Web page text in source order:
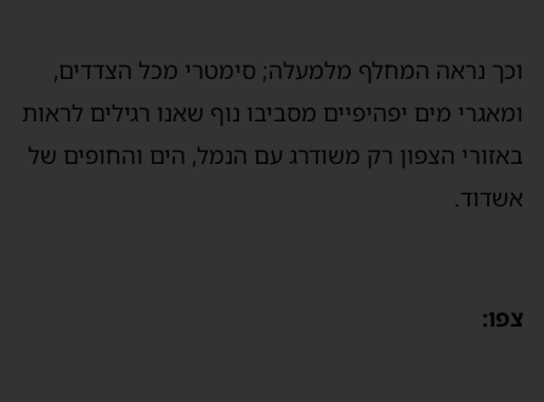
נראה המחלף מלמעלה; סימטרי מכל הצדדים,
מים יפהיפיים מסביבו נוף שאנו רגילים לראות
הצפון רק משודרג עם הנמל, הים והחופים של